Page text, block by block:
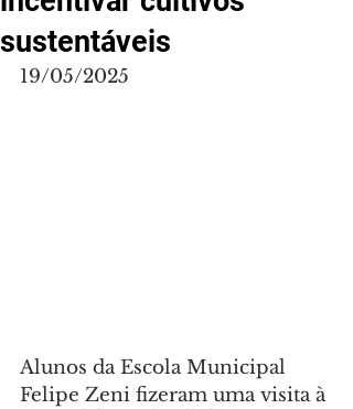
sustentáveis
19/05/2025
Alunos da Escola Municipal
Felipe Zeni fizeram uma visita à